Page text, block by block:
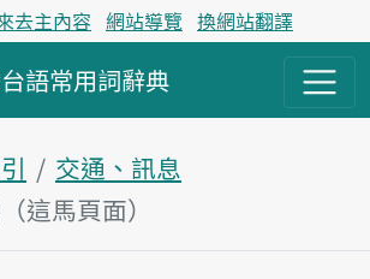
去主內容 網站導覽 換網站翻譯
語常用詞辭典
交通、訊息
這馬頁面）